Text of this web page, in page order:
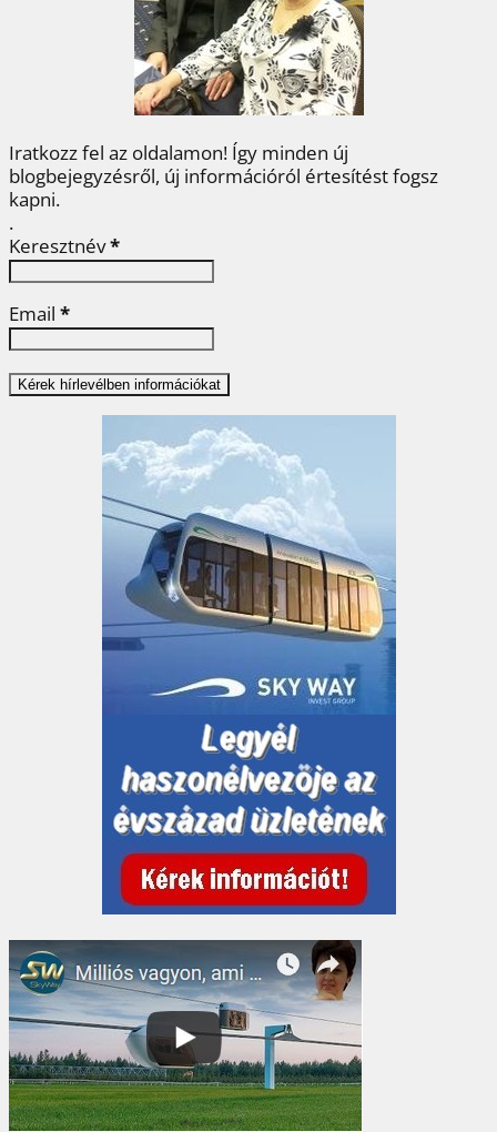
o
k
r
e
s
t
I
n
e
g
Iratkozz fel az oldalamon! Így minden új
blogbejegyzésről, új információról értesítést fogsz
kapni.
.
Keresztnév*
Email *